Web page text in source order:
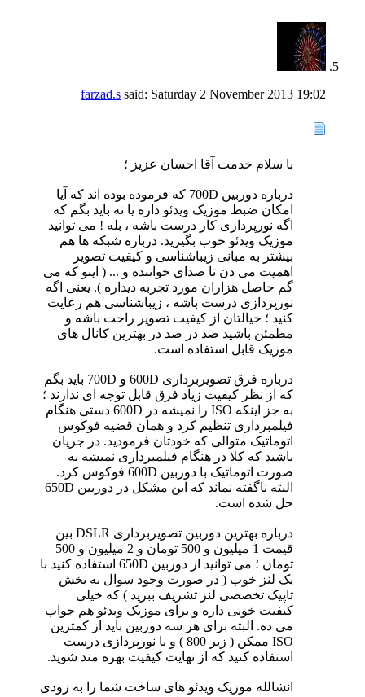
farzad.s said: Saturday 2 November 2013 19:02
با سلام خدمت آقا احسان عزیز ؛
درباره دوربین 700D که فرموده بوده اند که آیا
امکان ضبط موزیک ویدئو داره یا نه باید بگم که
اگه نورپردازی کار درست باشه ، بله ! می توانید
موزیک ویدئو خوب بگیرید. درباره شبکه ها هم
بیشتر به مبانی زیباشناسی و کیفیت تصویر
اهمیت می دن تا صدای خواننده و ... ( اینو که می
گم حاصل هزاران مورد تجربه دیداره ). یعنی اگه
نورپردازی درست باشه ، زیباشناسی هم رعایت
کنید ؛ خیالتان از کیفیت تصویر راحت باشه و
مطمئن باشید صد در صد در بهترین کانال های
موزیک قابل استفاده است.
درباره فرق تصویربرداری 600D و 700D باید بگم
که از نظر کیفیت زیاد فرق قابل توجه ای ندارند ؛
به جز اینکه ISO را نمیشه در 600D دستی هنگام
فیلمبرداری تنظیم کرد و همان قضیه فوکوس
اتوماتیک متوالی که خودتان فرمودید. در جریان
باشید که کلا در هنگام فیلمبرداری نمیشه به
صورت اتوماتیک با دوربین 600D فوکوس کرد.
البته ناگفته نماند که این مشکل در دوربین 650D
حل شده است.
درباره بهترین دوربین تصویربرداری DSLR بین
قیمت 1 میلیون و 500 تومان و 2 میلیون و 500
تومان ؛ می توانید از دوربین 650D استفاده کنید با
یک لنز خوب ( در صورت وجود سوال به بخش
تاپیک تخصصی لنز تشریف ببرید ) که خیلی
کیفیت خوبی داره و برای موزیک ویدئو هم جواب
می ده. البته برای هر سه دوربین باید از کمترین
ISO ممکن ( زیر 800 ) و با نورپردازی درست
استفاده کنید که از نهایت کیفیت بهره مند شوید.
انشالله موزیک ویدئو های ساخت شما را به زودی